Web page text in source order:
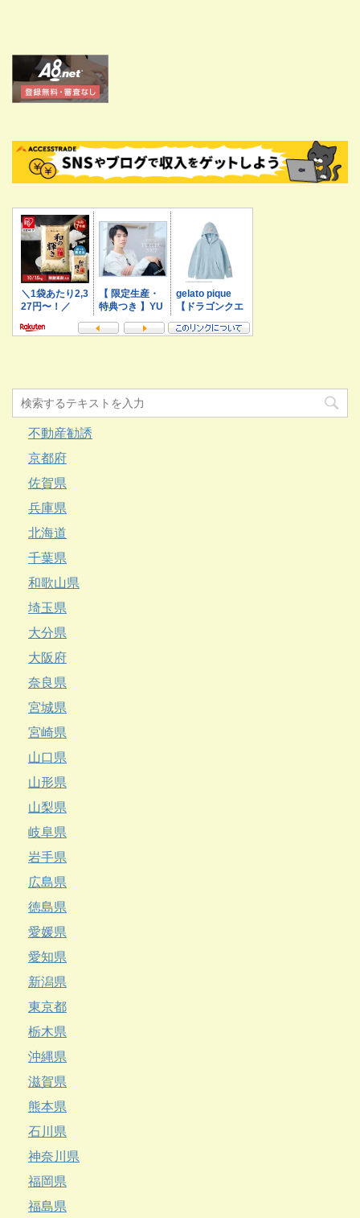
不動産勧誘
京都府
佐賀県
兵庫県
北海道
千葉県
和歌山県
埼玉県
大分県
大阪府
奈良県
宮城県
宮崎県
山口県
山形県
山梨県
岐阜県
岩手県
広島県
徳島県
愛媛県
愛知県
新潟県
東京都
栃木県
沖縄県
滋賀県
熊本県
石川県
神奈川県
福岡県
福島県